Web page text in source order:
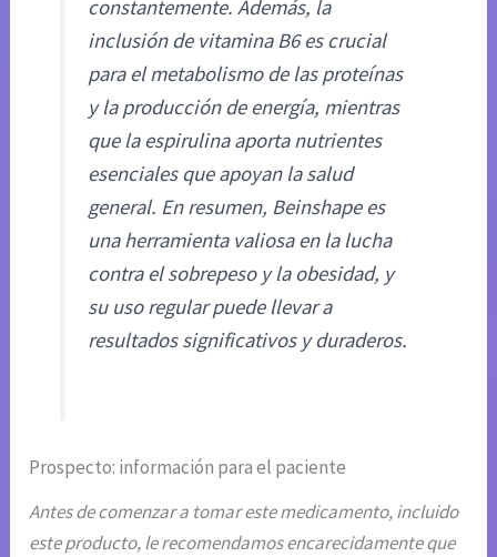
constantemente. Además, la
inclusión de vitamina B6 es crucial
para el metabolismo de las proteínas
y la producción de energía, mientras
que la espirulina aporta nutrientes
esenciales que apoyan la salud
general. En resumen, Beinshape es
una herramienta valiosa en la lucha
contra el sobrepeso y la obesidad, y
su uso regular puede llevar a
resultados significativos y duraderos.
Prospecto: información para el paciente
Antes de comenzar a tomar este medicamento, incluido
este producto, le recomendamos encarecidamente que